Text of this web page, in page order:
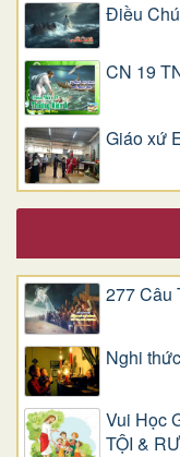
Điều
CN 19
Giáo xứ
277 Câu
Nghi
Vui Học
TỘI &